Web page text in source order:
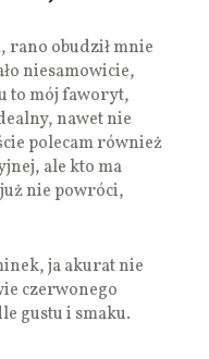
rano obudził mnie
niesamowicie,
to mój faworyt,
nawet nie
polecam również
ale kto ma
nie powróci,
ja akurat nie
czerwonego
gustu i smaku.